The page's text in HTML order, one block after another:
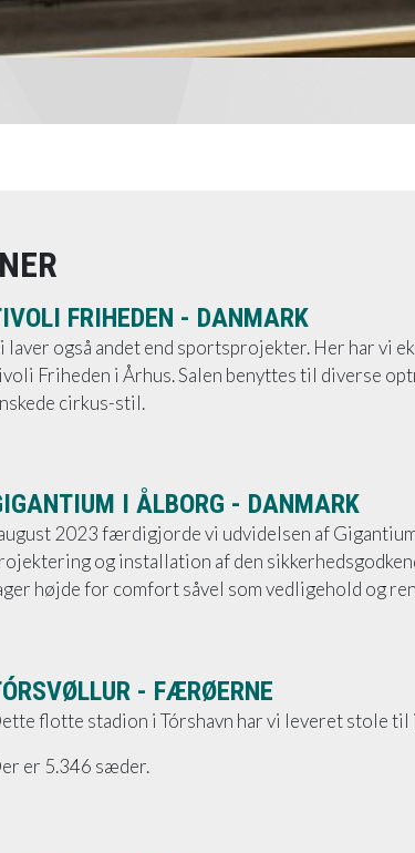
FRIHEDEN - DANMARK
laver også andet end sportsprojekter. Her har vi
Friheden i Århus. Salen benyttes til diverse
cirkus-stil.
I ÅLBORG - DANMARK
2023 færdigjorde vi udvidelsen af
og installation af den
højde for comfort såvel som vedligehold og
- FÆRØERNE
flotte stadion i Tórshavn har vi leveret stole til
er 5.346 sæder.